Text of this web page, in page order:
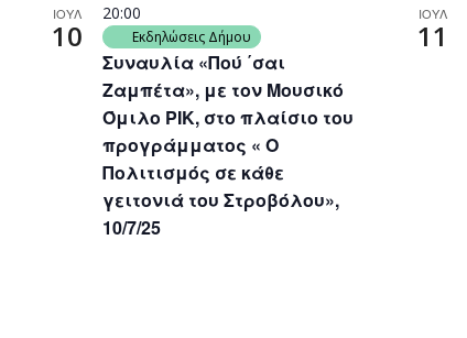
ΙΟΥΛ
10
Συναυλία «Πού ΄σαι
Ζαμπέτα», με τον Μουσικό
Όμιλο ΡΙΚ, στο πλαίσιο του
προγράμματος « Ο
Πολιτισμός σε κάθε
γειτονιά του Στροβόλου»,
10/7/25
20:00
Εκδηλώσεις Δήμου
ΙΟΥΛ
11